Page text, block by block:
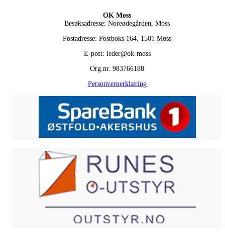
OK Moss
Besøksadresse: Noreødegården, Moss
Postadresse: Postboks 164, 1501 Moss
E-post: leder@ok-moss
Org.nr. 983766188
Personvernerklæring